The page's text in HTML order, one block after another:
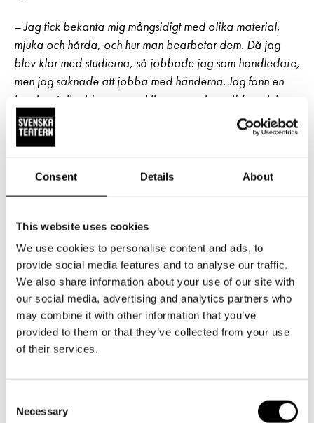
Consent Details About
This website uses cookies
We use cookies to personalise content and ads, to
provide social media features and to analyse our traffic.
We also share information about your use of our site with
our social media, advertising and analytics partners who
may combine it with other information that you’ve
provided to them or that they’ve collected from your use
of their services.
Selection
Necessary
– Jag fick bekanta mig mångsidigt med olika material,
mjuka och hårda, och hur man bearbetar dem. Då jag
blev klar med studierna, så jobbade jag som handledare,
men jag saknade att jobba med händerna. Jag fann en
kurs i metallsmide, som verkligen var min grej! Jag gick
den ettåriga kursen två gånger!
hårda konkurrens, lockade ändå inte Milla Hietanen.
saknade också ett ”vanligt” jobb och en regelbunden
dagsrytm – även om detta ju inte är ett vanligt jobb! Jag
kom tillbaka till teatervärlden till mitt tidigare jobb som
rekvisitör och när den förra attributmakaren slutade, så
sökte jag platsen, och på den vägen är jag nu.
Det bästa är att få ett leende
att växa fram på publikens
läppar
Det roligaste i arbetet är att lära sig allt nytt. Till näst ska